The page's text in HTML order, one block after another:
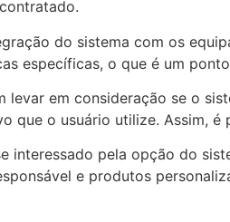
do sistema com os
específicas, o que é um
levar em consideração se o
que o usuário utilize. Assim,
interessado pela opção do
e produtos